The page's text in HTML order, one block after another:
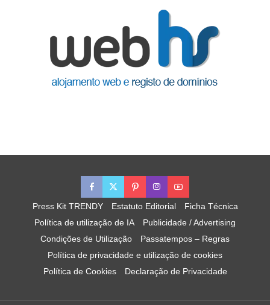
Press Kit TRENDY Estatuto Editorial
Ficha Técnica
Política de utilização de IA
Publicidade / Advertising
Condições de Utilização
Passatempos – Regras
Política de privacidade e utilização de cookies
Política de Cookies
Declaração de Privacidade